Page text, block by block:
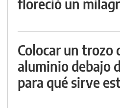
floreció un
Colocar un trozo
aluminio debajo
para qué sirve